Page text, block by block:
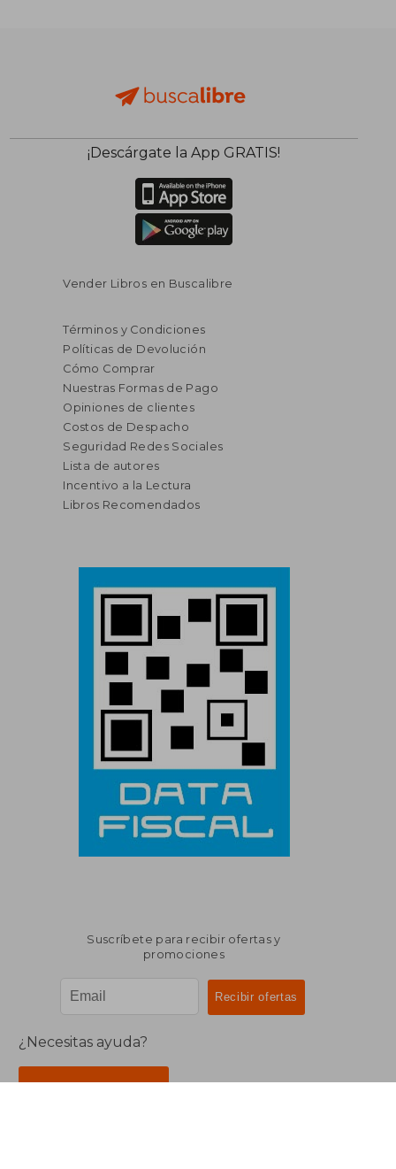
¡Descárgate la App GRATIS!
Vender Libros en Buscalibre
Términos y Condiciones
Políticas de Devolución
Cómo Comprar
Nuestras Formas de Pago
Opiniones de clientes
Costos de Despacho
Seguridad Redes Sociales
Lista de autores
Incentivo a la Lectura
Libros Recomendados
Suscríbete para recibir ofertas y
promociones
¿Necesitas ayuda?